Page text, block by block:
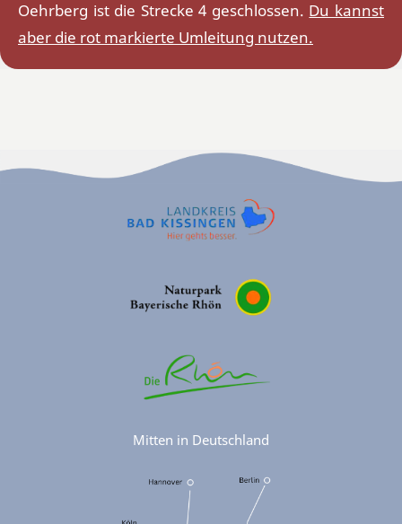
Oehrberg ist die Strecke 4 geschlossen. Du kannst
aber die rot markierte Umleitung nutzen.
Mitten in Deutschland